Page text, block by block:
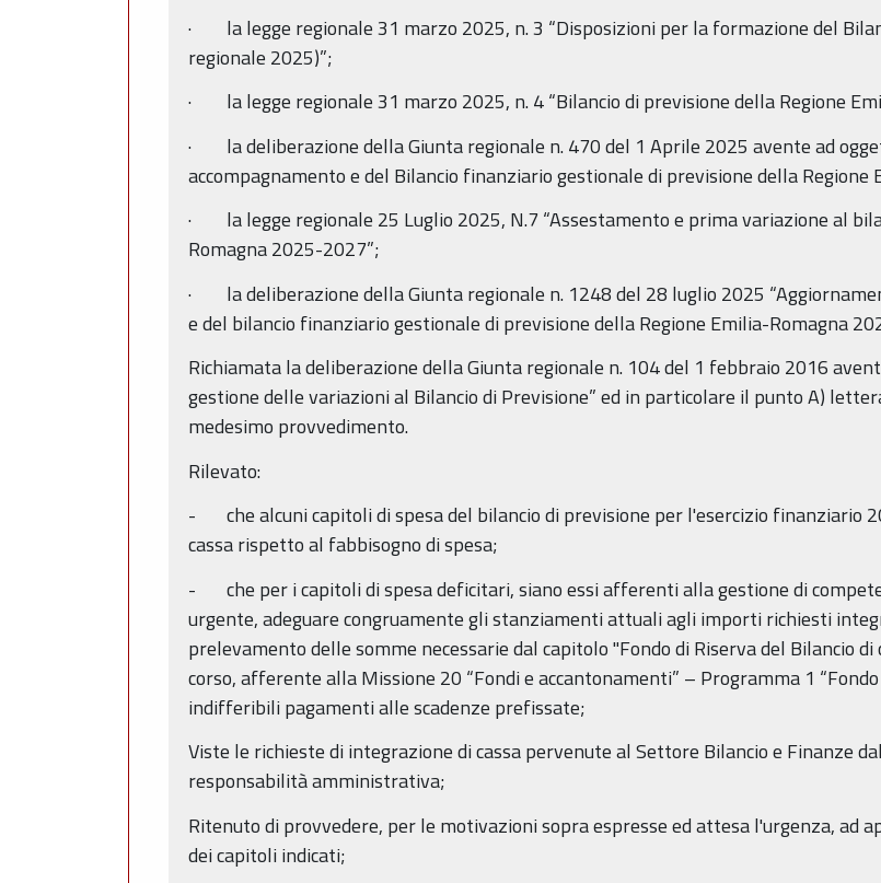
· la legge regionale 31 marzo 2025, n. 3 “Disposizioni per la formazione del
regionale 2025)”;
· la legge regionale 31 marzo 2025, n. 4 “Bilancio di previsione della Regione
· la deliberazione della Giunta regionale n. 470 del 1 Aprile 2025 avente ad
accompagnamento e del Bilancio finanziario gestionale di previsione della
· la legge regionale 25 Luglio 2025, N.7 “Assestamento e prima variazione al
Romagna 2025­-2027”;
· la deliberazione della Giunta regionale n. 1248 del 28 luglio 2025
e del bilancio finanziario gestionale di previsione della Regione Emilia-Romagna
Richiamata la deliberazione della Giunta regionale n. 104 del 1 febbraio 2016
gestione delle variazioni al Bilancio di Previsione” ed in particolare il punto A)
medesimo provvedimento.
Rilevato:
- che alcuni capitoli di spesa del bilancio di previsione per l'esercizio finanziario
cassa rispetto al fabbisogno di spesa;
- che per i capitoli di spesa deficitari, siano essi afferenti alla gestione di
urgente, adeguare congruamente gli stanziamenti attuali agli importi richiesti
prelevamento delle somme necessarie dal capitolo "Fondo di Riserva del Bilancio
corso, afferente alla Missione 20 “Fondi e accantonamenti” – Programma 1
indifferibili pagamenti alle scadenze prefissate;
Viste le richieste di integrazione di cassa pervenute al Settore Bilancio e Finanze
responsabilità amministrativa;
Ritenuto di provvedere, per le motivazioni sopra espresse ed attesa l'urgenza, ad
dei capitoli indicati;